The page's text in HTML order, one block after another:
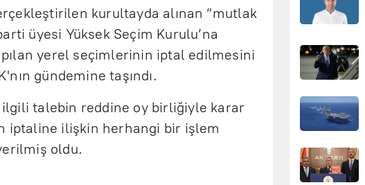
kurultayda alınan “mutlak
üyesi Yüksek Seçim Kurulu’na
yerel seçimlerinin iptal edilmesini
gündemine taşındı.
talebin reddine oy birliğiyle karar
iptaline ilişkin herhangi bir işlem
oldu.